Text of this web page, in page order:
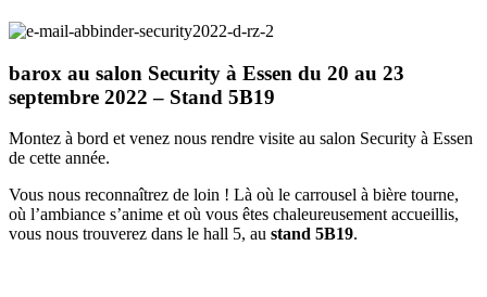
barox au salon Security à Essen du 20 au 23
septembre 2022 – Stand 5B19
Montez à bord et venez nous rendre visite au salon Security à Essen
de cette année.
Vous nous reconnaîtrez de loin ! Là où le carrousel à bière tourne,
où l’ambiance s’anime et où vous êtes chaleureusement accueillis,
vous nous trouverez dans le hall 5, au stand 5B19.